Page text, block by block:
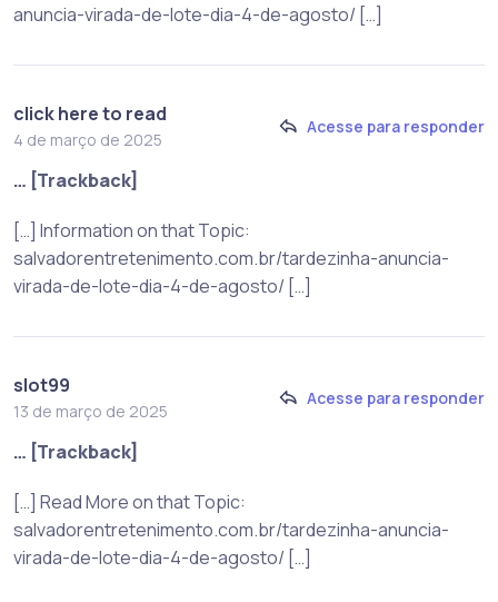
anuncia-virada-de-lote-dia-4-de-agosto/ […]
click here to read
4 de março de 2025
Acesse para responder
… [Trackback]
[…] Information on that Topic:
salvadorentretenimento.com.br/tardezinha-anuncia-
virada-de-lote-dia-4-de-agosto/ […]
slot99
13 de março de 2025
Acesse para responder
… [Trackback]
[…] Read More on that Topic:
salvadorentretenimento.com.br/tardezinha-anuncia-
virada-de-lote-dia-4-de-agosto/ […]